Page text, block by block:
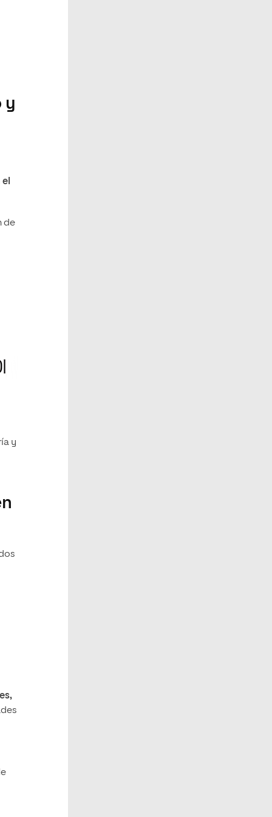
y
de
y